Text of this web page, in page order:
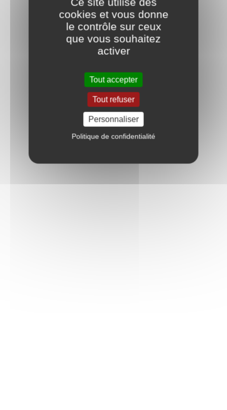
cookies et vous donne
le contrôle sur ceux
que vous souhaitez
activer
Tout accepter
Tout refuser
Personnaliser
Politique de confidentialité